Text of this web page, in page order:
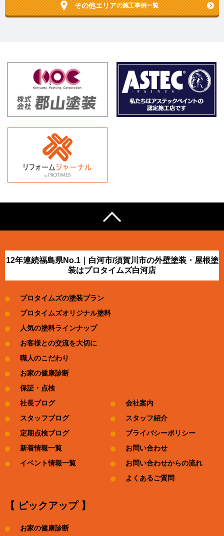
その他エリアの施工事例一覧
12年連続福島県No.1｜白河市/須賀川市の外壁塗装・屋根塗
装はプロタイムズ白河店
プロタイムズの塗装プラン
プロタイムズオリジナル塗料
人気の塗料ラインナップ
お客様との交流を大切に
職人のこだわり
お家の健康診断
保証・点検
社長ブログ
スタッフブログ
定期点検ブログ
新着情報一覧
イベント情報一覧
会社案内
スタッフ紹介
プライバシーポリシー
お問い合わせ
お問い合わせからの流れ
よくあるご質問
【 ピックアップ 】
お家の健康診断